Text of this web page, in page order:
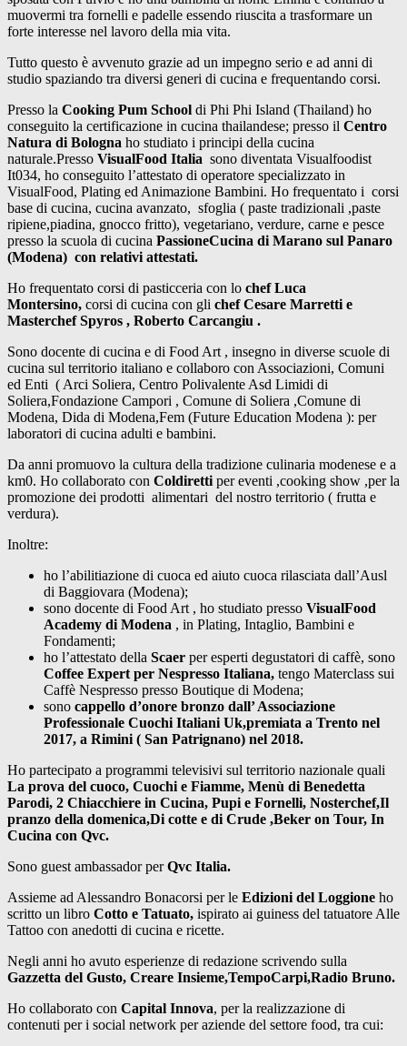
muovermi tra fornelli e padelle essendo riuscita a trasformare un
forte interesse nel lavoro della mia vita.
Tutto questo è avvenuto grazie ad un impegno serio e ad anni di
studio spaziando tra diversi generi di cucina e frequentando corsi.
Presso la Cooking Pum School di Phi Phi Island (Thailand) ho
conseguito la certificazione in cucina thailandese; presso il Centro
Natura di Bologna ho studiato i principi della cucina
naturale.Presso VisualFood Italia sono diventata Visualfoodist
It034, ho conseguito l’attestato di operatore specializzato in
VisualFood, Plating ed Animazione Bambini. Ho frequentato i corsi
base di cucina, cucina avanzato, sfoglia ( paste tradizionali ,paste
ripiene,piadina, gnocco fritto), vegetariano, verdure, carne e pesce
presso la scuola di cucina PassioneCucina di Marano sul Panaro
(Modena) con relativi attestati.
Ho frequentato corsi di pasticceria con lo chef Luca
Montersino, corsi di cucina con gli chef Cesare Marretti e
Masterchef Spyros , Roberto Carcangiu .
Sono docente di cucina e di Food Art , insegno in diverse scuole di
cucina sul territorio italiano e collaboro con Associazioni, Comuni
ed Enti ( Arci Soliera, Centro Polivalente Asd Limidi di
Soliera,Fondazione Campori , Comune di Soliera ,Comune di
Modena, Dida di Modena,Fem (Future Education Modena ): per
laboratori di cucina adulti e bambini.
Da anni promuovo la cultura della tradizione culinaria modenese e a
km0. Ho collaborato con Coldiretti per eventi ,cooking show ,per la
promozione dei prodotti alimentari del nostro territorio ( frutta e
verdura).
Inoltre:
ho l’abilitiazione di cuoca ed aiuto cuoca rilasciata dall’Ausl
di Baggiovara (Modena);
sono docente di Food Art , ho studiato presso VisualFood
Academy di Modena , in Plating, Intaglio, Bambini e
Fondamenti;
ho l’attestato della Scaer per esperti degustatori di caffè, sono
Coffee Expert per Nespresso Italiana, tengo Materclass sui
Caffè Nespresso presso Boutique di Modena;
sono cappello d’onore bronzo dall’ Associazione
Professionale Cuochi Italiani Uk,premiata a Trento nel
2017, a Rimini ( San Patrignano) nel 2018.
Ho partecipato a programmi televisivi sul territorio nazionale quali
La prova del cuoco, Cuochi e Fiamme, Menù di Benedetta
Parodi, 2 Chiacchiere in Cucina, Pupi e Fornelli, Nosterchef,Il
pranzo della domenica,Di cotte e di Crude ,Beker on Tour, In
Cucina con Qvc.
Sono guest ambassador perQvc Italia.
Assieme ad Alessandro Bonacorsi per le Edizioni del Loggione ho
scritto un libro Cotto e Tatuato, ispirato ai guiness del tatuatore Alle
Tattoo con anedotti di cucina e ricette.
Negli anni ho avuto esperienze di redazione scrivendo sulla
Gazzetta del Gusto, Creare Insieme,TempoCarpi,Radio Bruno.
Ho collaborato con Capital Innova, per la realizzazione di
contenuti per i social network per aziende del settore food, tra cui: